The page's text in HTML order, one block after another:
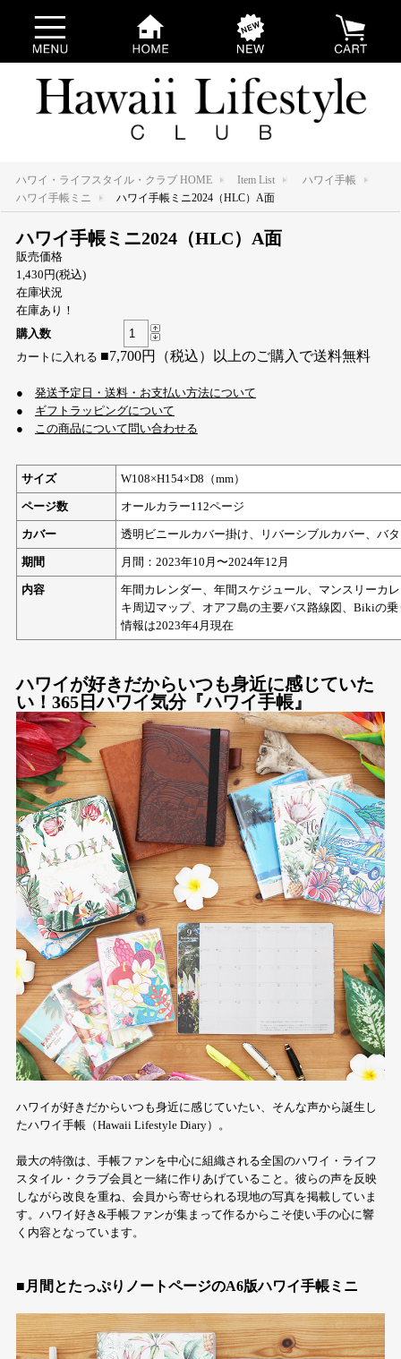
ハワイ・ライフスタイル・クラブ HOME Item List
ハワイ手帳
ハワイ手帳ミニ
ハワイ手帳ミニ2024（HLC）A面
ハワイ手帳ミニ2024（HLC）A面
販売価格
1,430円(税込)
在庫状況
在庫あり！
購入数
■7,700円（税込）以上のご購入で送料無料
● 発送予定日・送料・お支払い方法について
● ギフトラッピングについて
●
この商品について問い合わせる
サイズ W108×H154×D8（mm）
ページ数 オールカラー112ページ
カバー 透明ビニールカバー掛け、リバーシブルカバー、バ
期間 月間：2023年10月〜2024年12月
内容
年間カレンダー、年間スケジュール、マンスリーカ
キ周辺マップ、オアフ島の主要バス路線図、Bikiの
情報は2023年4月現在
ハワイが好きだからいつも身近に感じていた
い！365日ハワイ気分『ハワイ手帳』
ハワイが好きだからいつも身近に感じていたい、そんな声から誕生し
たハワイ手帳（Hawaii Lifestyle Diary）。
最大の特徴は、手帳ファンを中心に組織される全国のハワイ・ライフ
スタイル・クラブ会員と一緒に作りあげていること。彼らの声を反映
しながら改良を重ね、会員から寄せられる現地の写真を掲載していま
す。ハワイ好き&手帳ファンが集まって作るからこそ使い手の心に響
く内容となっています。
■月間とたっぷりノートページのA6版ハワイ手帳ミニ